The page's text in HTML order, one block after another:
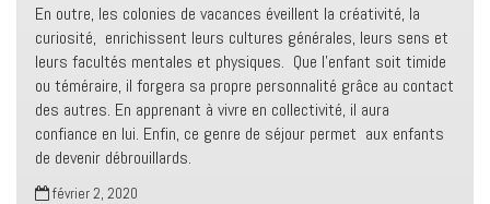
En outre, les colonies de vacances éveillent la créativité, la
curiosité, enrichissent leurs cultures générales, leurs sens et
leurs facultés mentales et physiques. Que l’enfant soit timide
ou téméraire, il forgera sa propre personnalité grâce au contact
des autres. En apprenant à vivre en collectivité, il aura
confiance en lui. Enfin, ce genre de séjour permet aux enfants
de devenir débrouillards.
février 2, 2020